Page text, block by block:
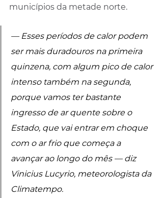
municípios da metade norte.
— Esses períodos de calor podem
ser mais duradouros na primeira
quinzena, com algum pico de calor
intenso também na segunda,
porque vamos ter bastante
ingresso de ar quente sobre o
Estado, que vai entrar em choque
com o ar frio que começa a
avançar ao longo do mês — diz
Vinicius Lucyrio, meteorologista da
Climatempo.